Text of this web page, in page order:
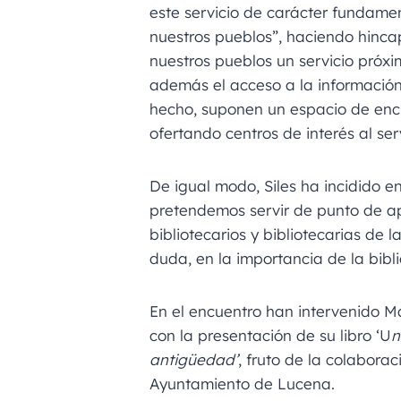
este servicio de carácter
nuestros pueblos”, haciendo
nuestros pueblos un servicio
además el acceso a la
hecho, suponen un espacio de
ofertando centros de interés al
De igual modo, Siles ha incidido
pretendemos servir de punto de
bibliotecarios y bibliotecarias de
duda, en la importancia de la
En el encuentro han intervenido
con la presentación de su libro ‘U
antigüedad’, fruto de la
Ayuntamiento de Lucena.